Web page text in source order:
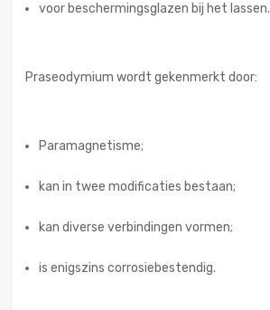
voor beschermingsglazen bij het lassen.
Praseodymium wordt gekenmerkt door:
Paramagnetisme;
kan in twee modificaties bestaan;
kan diverse verbindingen vormen;
is enigszins corrosiebestendig.